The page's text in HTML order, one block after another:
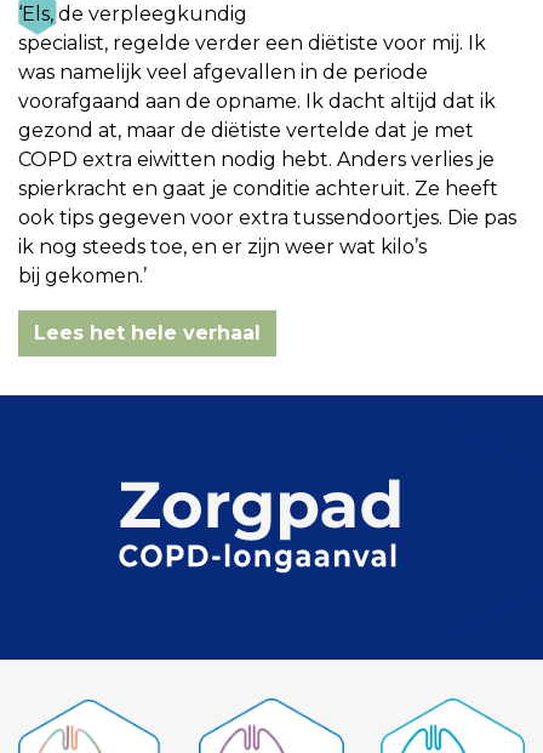
‘Els, de verpleegkundig
specialist, regelde verder een diëtiste voor mij. Ik
was namelijk veel afgevallen in de periode
voorafgaand aan de opname. Ik dacht altijd dat ik
gezond at, maar de diëtiste vertelde dat je met
COPD extra eiwitten nodig hebt. Anders verlies je
spierkracht en gaat je conditie achteruit. Ze heeft
ook tips gegeven voor extra tussendoortjes. Die pas
ik nog steeds toe, en er zijn weer wat kilo’s
bij gekomen.’
Lees het hele verhaal